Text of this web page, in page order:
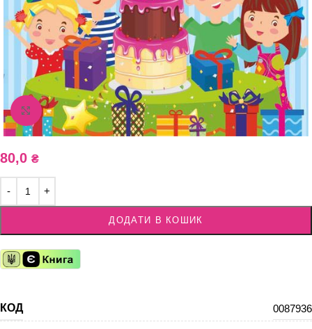
Збільшити зображення
80,0 ₴
ДОДАТИ В КОШИК
КОД 0087936